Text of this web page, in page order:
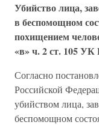
Убийство лица,
в беспомощном
похищением
«в» ч. 2 ст. 105
Согласно
Российской
убийством лица,
беспомощном